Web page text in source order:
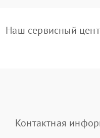
Наш сервисный
Контактная